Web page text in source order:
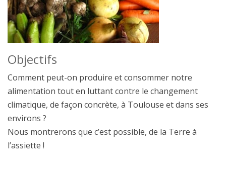
Objectifs
Comment peut-on produire et consommer notre
alimentation tout en luttant contre le changement
climatique, de façon concrète, à Toulouse et dans ses
environs ?
Nous montrerons que c’est possible, de la Terre à
l’assiette !